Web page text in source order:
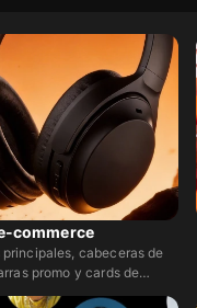
commerce
principales, cabeceras de
promo y cards de